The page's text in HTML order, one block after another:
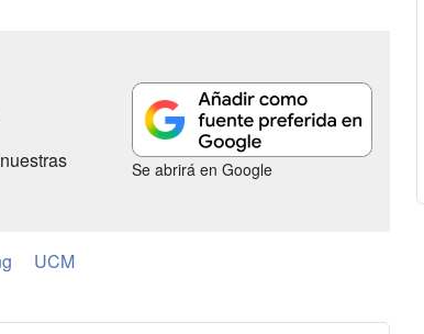
Se abrirá en Google
UCM